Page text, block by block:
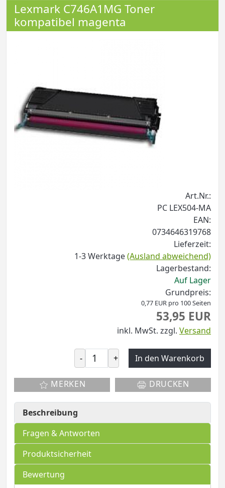
Lexmark C746A1MG Toner
kompatibel magenta
Art.Nr.:
PC LEX504-MA
EAN:
0734646319768
Lieferzeit:
1-3 Werktage(Ausland abweichend)
Lagerbestand:
Auf Lager
Grundpreis:
0,77 EUR pro 100 Seiten
53,95 EUR
inkl. MwSt. zzgl. Versand
- + In den Warenkorb
MERKEN DRUCKEN
Beschreibung
Fragen & Antworten
Produktsicherheit
Bewertung